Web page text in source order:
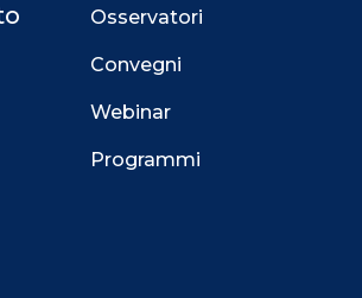
Osservatori
Convegni
Webinar
Programmi